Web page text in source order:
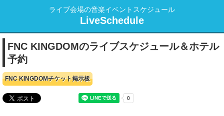
ライブ会場の音楽イベントスケジュール
LiveSchedule
FNC KINGDOMのライブスケジュール＆ホテル
予約
FNC KINGDOMチケット掲示板